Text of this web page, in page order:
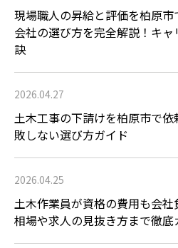
現場職人の昇給と評価を柏原
会社の選び方を完全解説！キ
訣
2026.04.27
土木工事の下請けを柏原市で
敗しない選び方ガイド
2026.04.25
土木作業員が資格の費用も会
相場や求人の見抜き方まで徹底